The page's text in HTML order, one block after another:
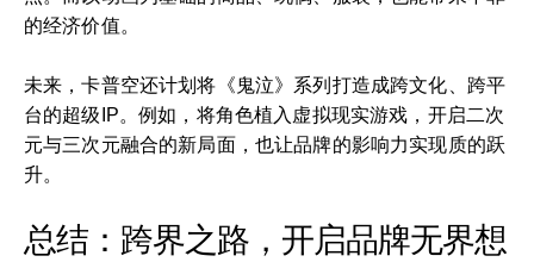
的经济价值。
未来，卡普空还计划将《鬼泣》系列打造成跨文化、跨平
台的超级IP。例如，将角色植入虚拟现实游戏，开启二次
元与三次元融合的新局面，也让品牌的影响力实现质的跃
升。
总结：跨界之路，开启品牌无界想